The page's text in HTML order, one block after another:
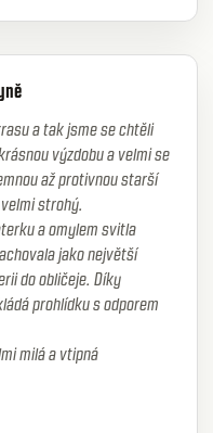
a tak jsme se chtěli
výzdobu a velmi se
až protivnou starší
strohý.
a omylem svitla
jako největší
do obličeje. Díky
prohlídku s odporem
milá a vtipná